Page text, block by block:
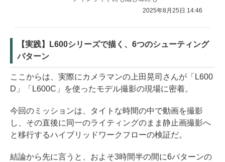
2025年8月25日 14:46
【実践】L600シリーズで描く、6つのシューティング
パターン
ここからは、実際にカメラマンの上田晃司さんが「L600
D」「L600C」を使ったモデル撮影の現場に密着。
今回のミッションは、タイトな時間の中で動画を撮影
し、その直後に同一のライティングのまま静止画撮影へ
と移行するハイブリッドワークフローの検証だ。
結論から先に言うと、およそ3時間半の間に6パターンの